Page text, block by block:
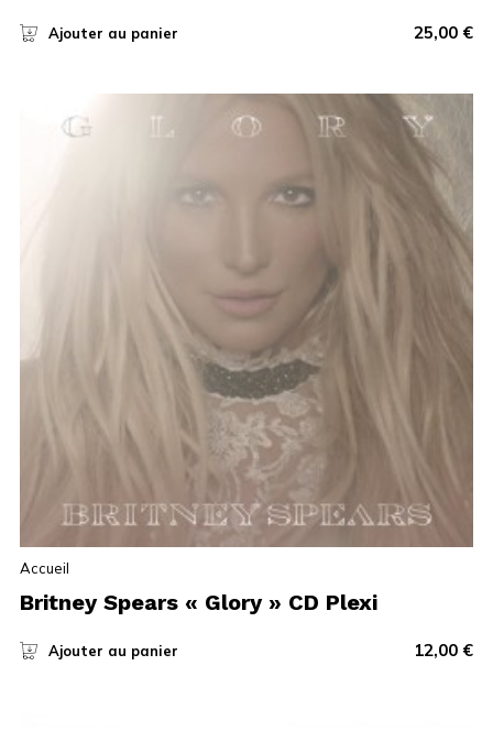
Ajouter au panier 25,00 €
Accueil
Britney Spears « Glory » CD Plexi
Ajouter au panier 12,00 €